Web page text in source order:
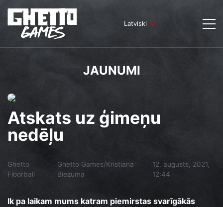
Latviski
JAUNUMI
Atskats uz ģimeņu
nedēļu
Ghetto
Floorball
Ghetto Games/Kristiāna
Biezuma
12. augusts, 2021,
12:44
Ik pa laikam mums katram piemirstas svarīgākās